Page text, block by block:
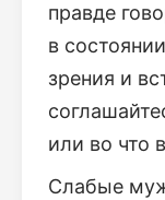
правде
в
зрения и
или во что
Слабые